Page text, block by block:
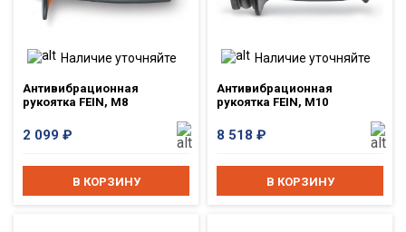
Наличие уточняйте
Антивибрационная
рукоятка FEIN, M8
2 099 ₽
В КОРЗИНУ
Наличие уточняйте
Антивибрационная
рукоятка FEIN, M10
8 518 ₽
В КОРЗИНУ